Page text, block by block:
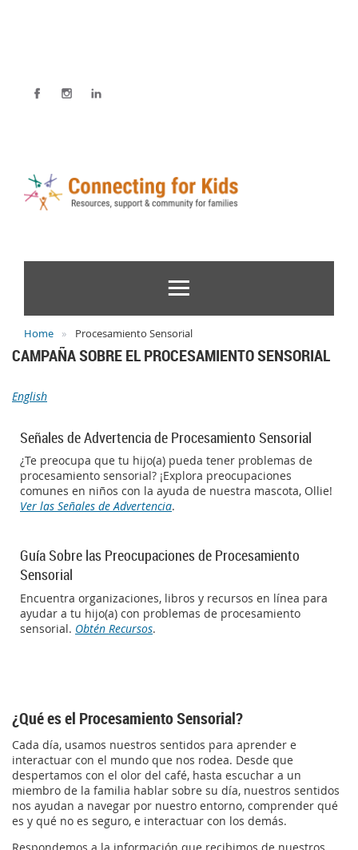
Home Procesamiento Sensorial
CAMPAÑA SOBRE EL PROCESAMIENTO SENSORIAL
English
Señales de Advertencia de Procesamiento Sensorial
¿Te preocupa que tu hijo(a) pueda tener problemas de
procesamiento sensorial? ¡Explora preocupaciones
comunes en niños con la ayuda de nuestra mascota, Ollie!
Ver las Señales de Advertencia.
Guía Sobre las Preocupaciones de Procesamiento
Sensorial
Encuentra organizaciones, libros y recursos en línea para
ayudar a tu hijo(a) con problemas de procesamiento
sensorial. Obtén Recursos.
¿Qué es el Procesamiento Sensorial?
Cada día, usamos nuestros sentidos para aprender e
interactuar con el mundo que nos rodea. Desde que
despertamos con el olor del café, hasta escuchar a un
miembro de la familia hablar sobre su día, nuestros sentidos
nos ayudan a navegar por nuestro entorno, comprender qué
es y qué no es seguro, e interactuar con los demás.
Respondemos a la información que recibimos de nuestros